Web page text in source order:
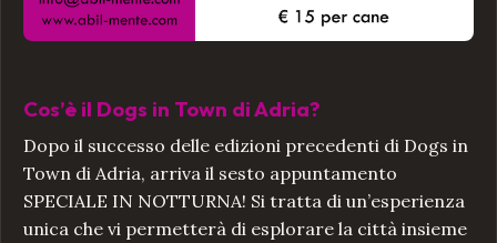
Cos’è il Dogs in Town di Adria?
Dopo il successo delle edizioni precedenti di Dogs in
Town di Adria, arriva il sesto appuntamento
SPECIALE IN NOTTURNA! Si tratta di un’esperienza
unica che vi permetterà di esplorare la città insieme